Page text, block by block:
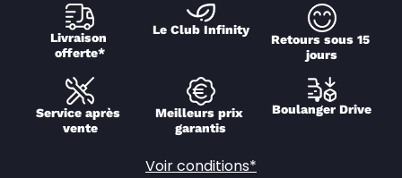
Livraison
offerte*
Le Club Infinity
Retours sous 15
jours
Service après
vente
Meilleurs prix
garantis
Boulanger Drive
Voir conditions*